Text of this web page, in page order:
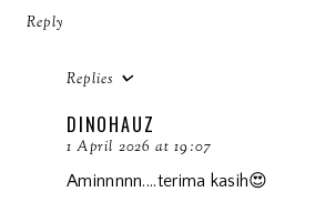
Reply
Replies
DINOHAUZ
1 April 2026 at 19:07
Aminnnnn....terima kasih😍